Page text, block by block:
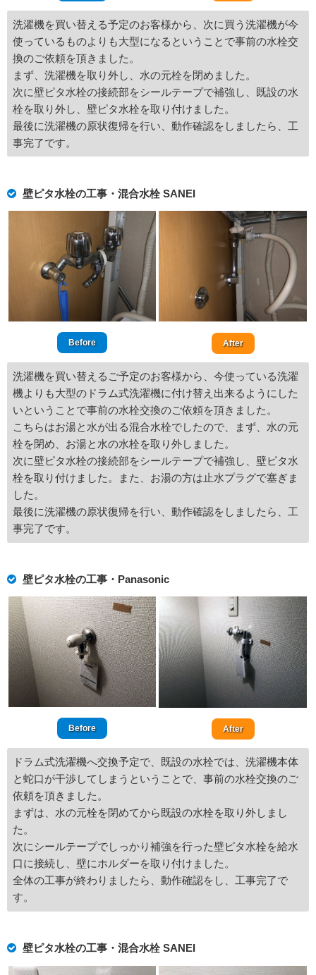
洗濯機を買い替える予定のお客様から、次に買う洗濯機が今
使っているものよりも大型になるということで事前の水栓交
換のご依頼を頂きました。
まず、洗濯機を取り外し、水の元栓を閉めました。
次に壁ピタ水栓の接続部をシールテープで補強し、既設の水
栓を取り外し、壁ピタ水栓を取り付けました。
最後に洗濯機の原状復帰を行い、動作確認をしましたら、工
事完了です。
壁ピタ水栓の工事・混合水栓 SANEI
Before After
洗濯機を買い替えるご予定のお客様から、今使っている洗濯
機よりも大型のドラム式洗濯機に付け替え出来るようにした
いということで事前の水栓交換のご依頼を頂きました。
こちらはお湯と水が出る混合水栓でしたので、まず、水の元
栓を閉め、お湯と水の水栓を取り外しました。
次に壁ピタ水栓の接続部をシールテープで補強し、壁ピタ水
栓を取り付けました。また、お湯の方は止水プラグで塞ぎま
した。
最後に洗濯機の原状復帰を行い、動作確認をしましたら、工
事完了です。
壁ピタ水栓の工事・Panasonic
Before After
ドラム式洗濯機へ交換予定で、既設の水栓では、洗濯機本体
と蛇口が干渉してしまうということで、事前の水栓交換のご
依頼を頂きました。
まずは、水の元栓を閉めてから既設の水栓を取り外しまし
た。
次にシールテープでしっかり補強を行った壁ピタ水栓を給水
口に接続し、壁にホルダーを取り付けました。
全体の工事が終わりましたら、動作確認をし、工事完了で
す。
壁ピタ水栓の工事・混合水栓 SANEI